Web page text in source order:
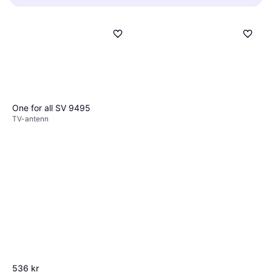
One for all SV 9495
TV-antenn
536 kr
medan utomhusantenner är bättre för längre